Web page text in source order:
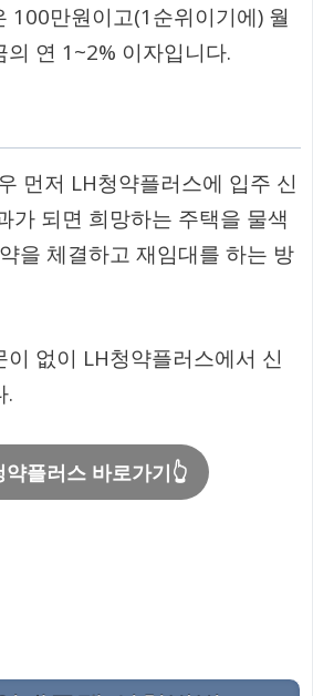
100만원이고(1순위이기에) 월
연 1~2% 이자입니다.
먼저 LH청약플러스에 입주 신
가 되면 희망하는 주택을 물색
을 체결하고 재임대를 하는 방
없이 LH청약플러스에서 신
.
약플러스 바로가기👆